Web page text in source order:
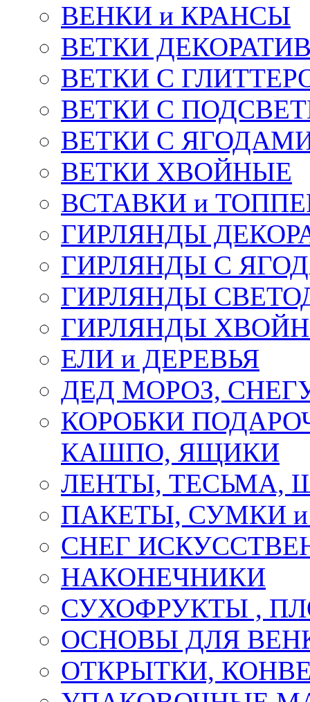
ВЕНКИ и КРАНСЫ
ВЕТКИ
ВЕТКИ С
ВЕТКИ С
ВЕТКИ С
ВЕТКИ ХВОЙНЫЕ
ВСТАВКИ и
ГИРЛЯНДЫ
ГИРЛЯНДЫ С
ГИРЛЯНДЫ
ГИРЛЯНДЫ
ЕЛИ и ДЕРЕВЬЯ
ДЕД МОРОЗ,
КОРОБКИ
КАШПО, ЯЩИКИ
ЛЕНТЫ, ТЕСЬМА,
ПАКЕТЫ, СУМКИ
СНЕГ
НАКОНЕЧНИКИ
СУХОФРУКТЫ ,
ОСНОВЫ ДЛЯ
ОТКРЫТКИ,